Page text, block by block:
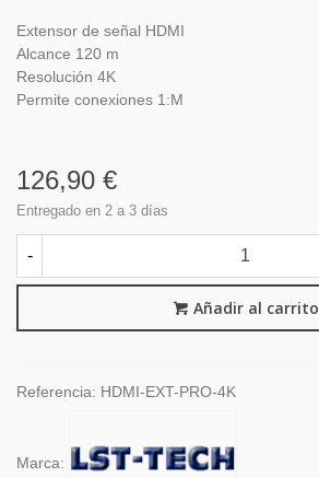
Extensor de señal HDMI
Alcance 120 m
Resolución 4K
Permite conexiones 1:M
126,90 €
Entregado en 2 a 3 días
-
Añadir al carrito
Referencia: HDMI-EXT-PRO-4K
Marca: